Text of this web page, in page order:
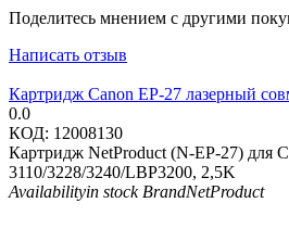
Поделитесь мнением с другими
Написать отзыв
Картридж Canon EP-27 лазерный
0.0
КОД: 12008130
Картридж NetProduct (N-EP-27) для
3110/3228/3240/LBP3200, 2,5K
Availabilityin stock BrandNetProduct